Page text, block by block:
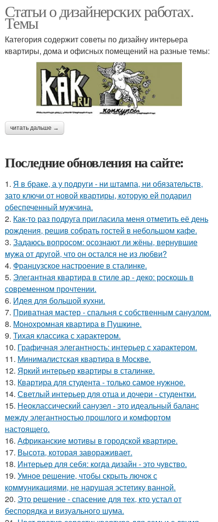
Статьи о дизайнерских работах.
Темы
Категория содержит советы по дизайну интерьера
квартиры, дома и офисных помещений на разные темы:
читать дальше →
Последние обновления на сайте:
1. Я в браке, а у подруги - ни штампа, ни обязательств,
зато ключи от новой квартиры, которую ей подарил
обеспеченный мужчина.
2. Как-то раз подруга пригласила меня отметить её день
рождения, решив собрать гостей в небольшом кафе.
3. Задаюсь вопросом: осознают ли жёны, вернувшие
мужа от другой, что он остался не из любви?
4. Французское настроение в сталинке.
5. Элегантная квартира в стиле ар - деко: роскошь в
современном прочтении.
6. Идея для большой кухни.
7. Приватная мастер - спальня с собственным санузлом.
8. Монохромная квартира в Пушкине.
9. Тихая классика с характером.
10. Графичная элегантность: интерьер с характером.
11. Минималистская квартира в Москве.
12. Яркий интерьер квартиры в сталинке.
13. Квартира для студента - только самое нужное.
14. Светлый интерьер для отца и дочери - студентки.
15. Неоклассический санузел - это идеальный баланс
между элегантностью прошлого и комфортом
настоящего.
16. Африканские мотивы в городской квартире.
17. Высота, которая завораживает.
18. Интерьер для себя: когда дизайн - это чувство.
19. Умное решение, чтобы скрыть лючок с
коммуникациями, не нарушая эстетику ванной.
20. Это решение - спасение для тех, кто устал от
беспорядка и визуального шума.